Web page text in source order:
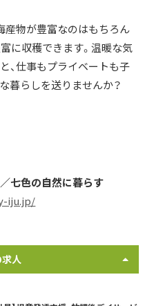
産物が豊富なのはもちろん
富に収穫できます。温暖な気
、仕事もプライベートも子
暮らしを送りませんか？
七色の自然に暮らす
iju.jp/
人